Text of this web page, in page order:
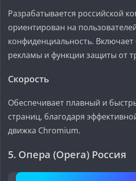
Разрабатывается российской
ориентирован на
конфиденциальность.
рекламы и функции защиты от
Скорость
Обеспечивает плавный и
страниц, благодаря
движка Chromium.
5. Опера (Opera) Россия